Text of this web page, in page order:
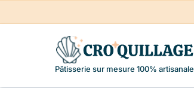
Pâtisserie sur mesure 100% artisanale